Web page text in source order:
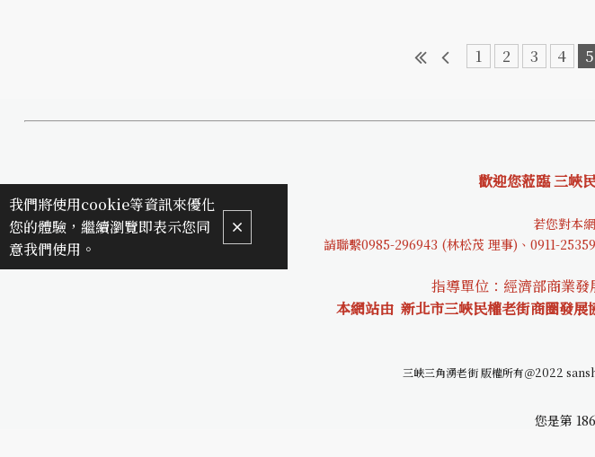
1 2 3 4 5
歡迎您蒞臨 三峽
若您對本
請聯繫0985-296943 (林松茂 理事)、0911-
指導單位：經濟部商業
本網站由 新北市三峽民權老街商圈發展
三峽三角湧老街 版權所有＠2022
您是第
我們將使用cookie等資訊來優化
您的體驗，繼續瀏覽即表示您同
意我們使用。